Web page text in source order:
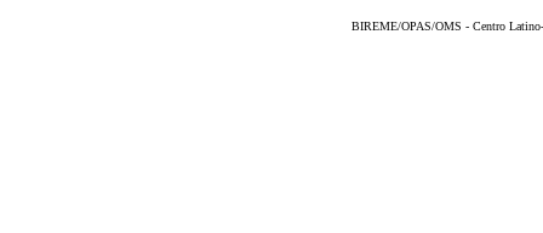
BIREME/OPAS/OMS - Centro Latino-